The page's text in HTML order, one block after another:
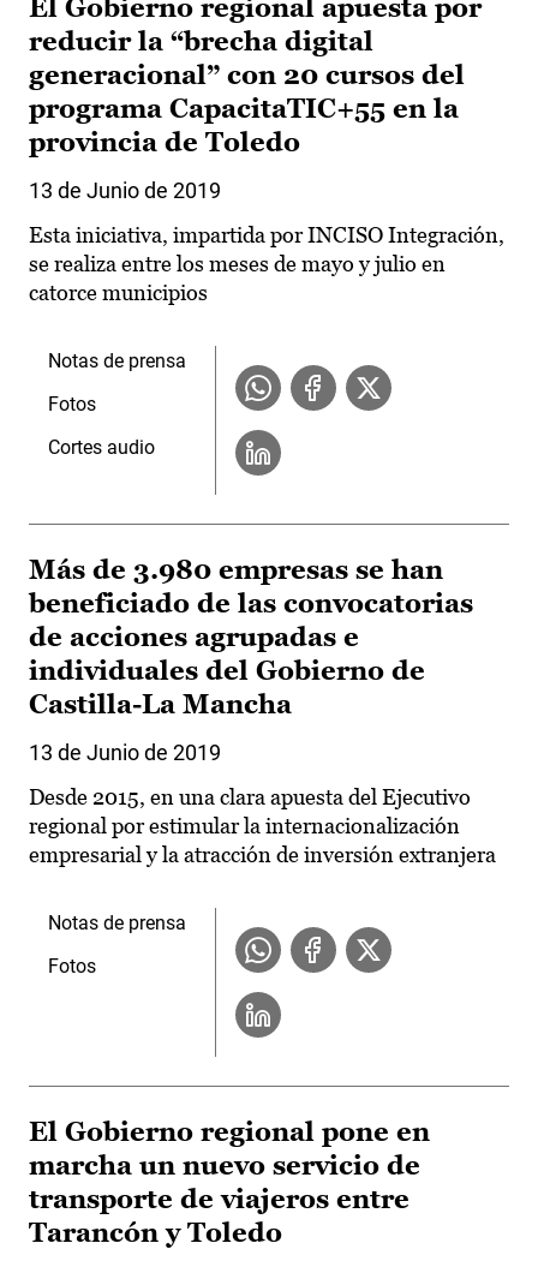
El Gobierno regional apuesta por
reducir la “brecha digital
generacional” con 20 cursos del
programa CapacitaTIC+55 en la
provincia de Toledo
13 de Junio de 2019
Esta iniciativa, impartida por INCISO Integración,
se realiza entre los meses de mayo y julio en
catorce municipios
Notas de prensa
Fotos
Cortes audio
Más de 3.980 empresas se han
beneficiado de las convocatorias
de acciones agrupadas e
individuales del Gobierno de
Castilla-La Mancha
13 de Junio de 2019
Desde 2015, en una clara apuesta del Ejecutivo
regional por estimular la internacionalización
empresarial y la atracción de inversión extranjera
Notas de prensa
Fotos
El Gobierno regional pone en
marcha un nuevo servicio de
transporte de viajeros entre
Tarancón y Toledo